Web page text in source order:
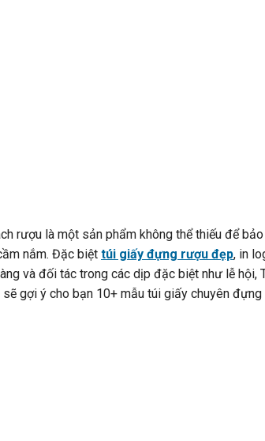
rượu là một sản phẩm không thể thiếu để bảo
nắm. Đặc biệt túi giấy đựng rượu đẹp, in
và đối tác trong các dịp đặc biệt như lễ hội,
gợi ý cho bạn 10+ mẫu túi giấy chuyên đựng